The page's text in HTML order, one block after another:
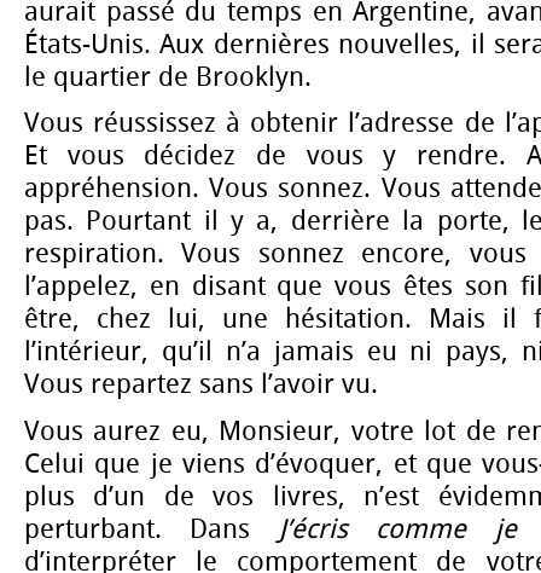
aurait passé du temps en Argentine,
États-Unis. Aux dernières nouvelles, il
le quartier de Brooklyn.
Vous réussissez à obtenir l’adresse de
Et vous décidez de vous y rendre.
appréhension. Vous sonnez. Vous
pas. Pourtant il y a, derrière la porte,
respiration. Vous sonnez encore,
l’appelez, en disant que vous êtes son
être, chez lui, une hésitation. Mais il
l’intérieur, qu’il n’a jamais eu ni pays,
Vous repartez sans l’avoir vu.
Vous aurez eu, Monsieur, votre lot de
Celui que je viens d’évoquer, et que
plus d’un de vos livres, n’est
perturbant. Dans J’écris comme je
d’interpréter le comportement de